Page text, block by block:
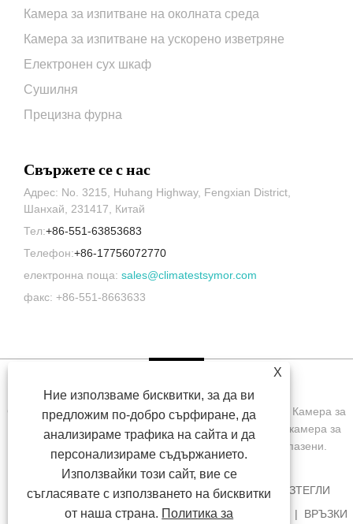
Камера за изпитване на околната среда
Камера за изпитване на ускорено изветряне
Електронен сух шкаф
Сушилня
Прецизна фурна
Свържете се с нас
Адрес: No. 3215, Huhang Highway, Fengxian District,
Шанхай, 231417, Китай
Тел:+86-551-63853683
Телефон:+86-17756072770
електронна поща: sales@climatestsymor.com
факс: +86-551-8663633
Copyright © 2022 Symor Instrument Equipment Co., Ltd. Камера за
изпитване на околната среда, електронен сух шкаф, камера за
изпитване на ускорено изветряне Всички права запазени.
У ДОМА ЗА НАС ПРОДУКТИ НОВИНИ
ИЗТЕГЛИ
ИЗПРАТЕТЕ ЗАПИТВАНЕ
СВЪРЖЕТЕ СЕ С НАС ВРЪЗКИ
X
Ние използваме бисквитки, за да ви
предложим по-добро сърфиране, да
анализираме трафика на сайта и да
персонализираме съдържанието.
Използвайки този сайт, вие се
съгласявате с използването на бисквитки
от наша страна. Политика за